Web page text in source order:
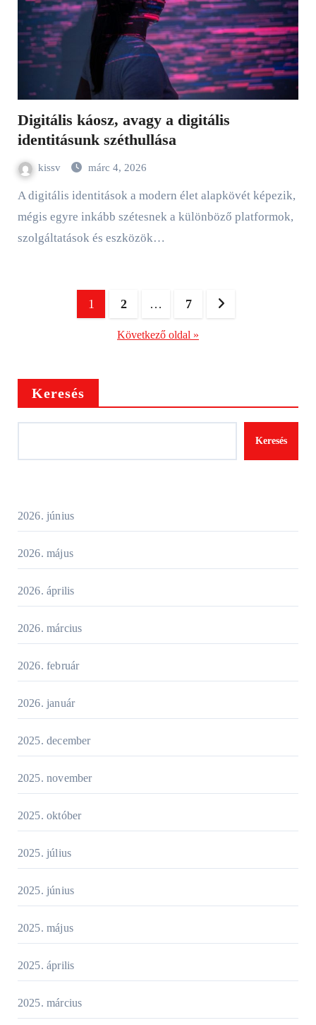
Digitális káosz, avagy a digitális
identitásunk széthullása
kissv márc 4, 2026
A digitális identitások a modern élet alapkövét képezik,
mégis egyre inkább szétesnek a különböző platformok,
szolgáltatások és eszközök…
Bejegyzések
1 2 … 7
Következő oldal »
Keresés
Keresés
2026. június
2026. május
2026. április
2026. március
2026. február
2026. január
2025. december
2025. november
2025. október
2025. július
2025. június
2025. május
2025. április
2025. március